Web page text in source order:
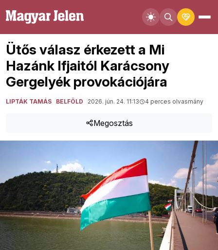
Ütős válasz érkezett a Mi
Hazánk Ifjaitól Karácsony
Gergelyék provokációjára
LIPTÁK TAMÁS BELFÖLD 2026. jún. 24. 11:13 4 perces olvasmány
Megosztás